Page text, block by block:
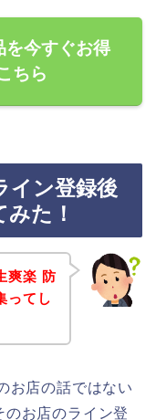
を今すぐお得
ちら
イン登録後
た！
爽楽 防
ってし
お店の話ではない
お店のライン登